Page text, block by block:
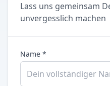
Lass uns gemeinsam
unvergesslich machen
Name *